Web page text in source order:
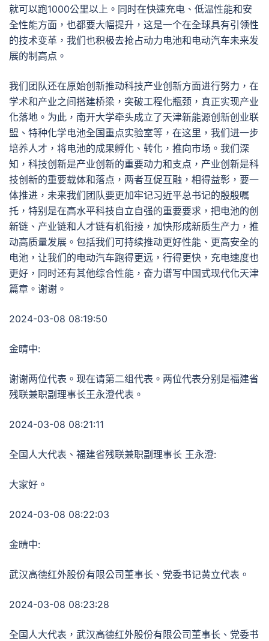
就可以跑1000公里以上。同时在快速充电、低温性能和安
全性能方面，也都要大幅提升，这是一个在全球具有引领性
的技术变革，我们也积极去抢占动力电池和电动汽车未来发
展的制高点。
我们团队还在原始创新推动科技产业创新方面进行努力，在
学术和产业之间搭建桥梁，突破工程化瓶颈，真正实现产业
化落地。为此，南开大学牵头成立了天津新能源创新创业联
盟、特种化学电池全国重点实验室等，在这里，我们进一步
培养人才，将电池的成果孵化、转化，推向市场。我们深
知，科技创新是产业创新的重要动力和支点，产业创新是科
技创新的重要载体和落点，两者互促互融，相得益彰，要一
体推进，未来我们团队要更加牢记习近平总书记的殷殷嘱
托，特别是在高水平科技自立自强的重要要求，把电池的创
新链、产业链和人才链有机衔接，加快形成新质生产力，推
动高质量发展。包括我们可持续推动更好性能、更高安全的
电池，让我们的电动汽车跑得更远，行得更快，充电速度也
更好，同时还有其他综合性能，奋力谱写中国式现代化天津
篇章。谢谢。
2024-03-08 08:19:50
金晴中:
谢谢两位代表。现在请第二组代表。两位代表分别是福建省
残联兼职副理事长王永澄代表。
2024-03-08 08:21:11
全国人大代表、福建省残联兼职副理事长 王永澄:
大家好。
2024-03-08 08:22:03
金晴中:
武汉高德红外股份有限公司董事长、党委书记黄立代表。
2024-03-08 08:23:28
全国人大代表，武汉高德红外股份有限公司董事长、党委书